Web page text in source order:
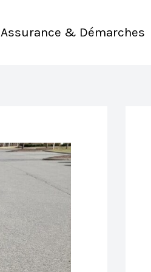
Assurance & Démarches